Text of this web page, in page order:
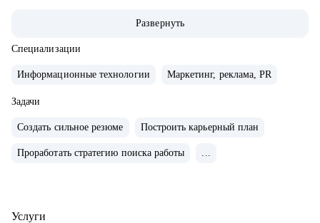
• Внедряю использование данных, как продукт.
• Провел более 700 консультаций на карьерные и
• Вместе с подопечными составили более 300 резюме для
РФ и Европы.
• Мои клиенты нашли работу в Авито, Яндекс, Ozon,
команду
Развернуть
Специализации
Информационные технологии Маркетинг, реклама, PR
Задачи
Создать сильное резюме Построить карьерный план
Проработать стратегию поиска работы ...
Услуги